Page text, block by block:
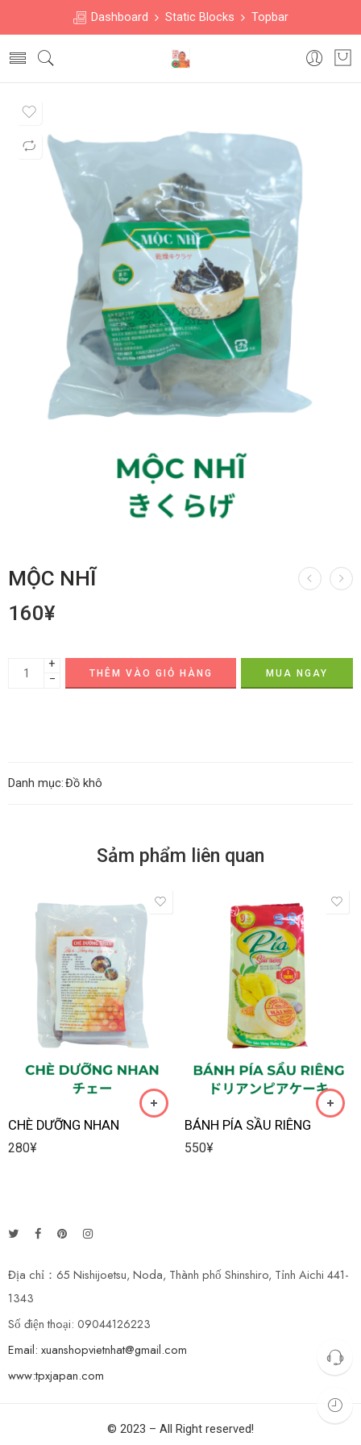
Dashboard Static Blocks Topbar
MỘC NHĨ
160¥
+
−
THÊM VÀO GIỎ HÀNG MUA NGAY
Danh mục:Đồ khô
Sảm phẩm liên quan
CHÈ DƯỠNG NHAN
280¥
BÁNH PÍA SẦU RIÊNG
550¥
Địa chỉ：65 Nishijoetsu, Noda, Thành phố Shinshiro, Tỉnh Aichi 441-
1343
Số điện thoại: 09044126223
Email: xuanshopvietnhat@gmail.com
www:tpxjapan.com
© 2023 – All Right reserved!